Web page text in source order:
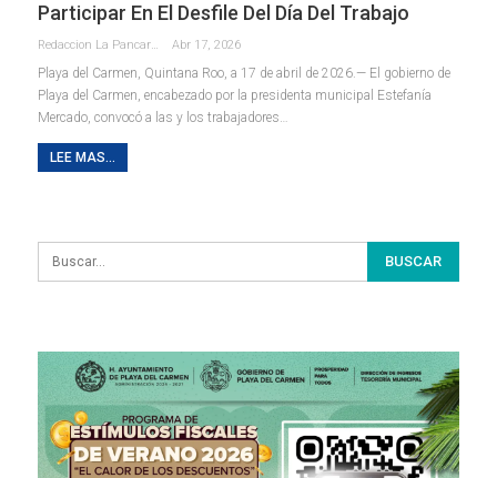
Participar En El Desfile Del Día Del Trabajo
Redaccion La Pancarta De Quintana Roo Abr 17, 2026
Playa del Carmen, Quintana Roo, a 17 de abril de 2026.— El gobierno de
Playa del Carmen, encabezado por la presidenta municipal Estefanía
Mercado, convocó a las y los trabajadores…
LEE MAS...